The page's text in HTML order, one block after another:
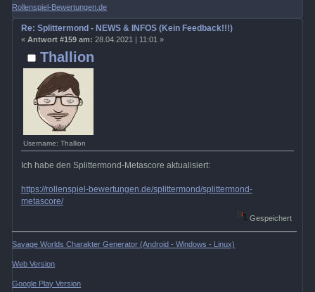
Rollenspiel-Bewertungen.de
Thallion
Username: Thallion
Re: Splittermond - NEWS & INFOS (Kein Feedback!!!)
« Antwort #159 am: 28.04.2021 | 11:01 »
Ich habe den Splittermond-Metascore aktualisiert:
https://rollenspiel-bewertungen.de/splittermond/splittermond-
metascore/
Gespeichert
Savage Worlds Charakter Generator (Android - Windows - Linux)
Web Version
Google Play Version